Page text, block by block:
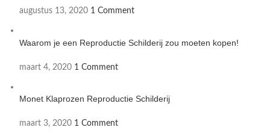
augustus 13, 2020 1 Comment
Waarom je een Reproductie Schilderij zou moeten kopen!
maart 4, 2020 1 Comment
Monet Klaprozen Reproductie Schilderij
maart 3, 2020 1 Comment